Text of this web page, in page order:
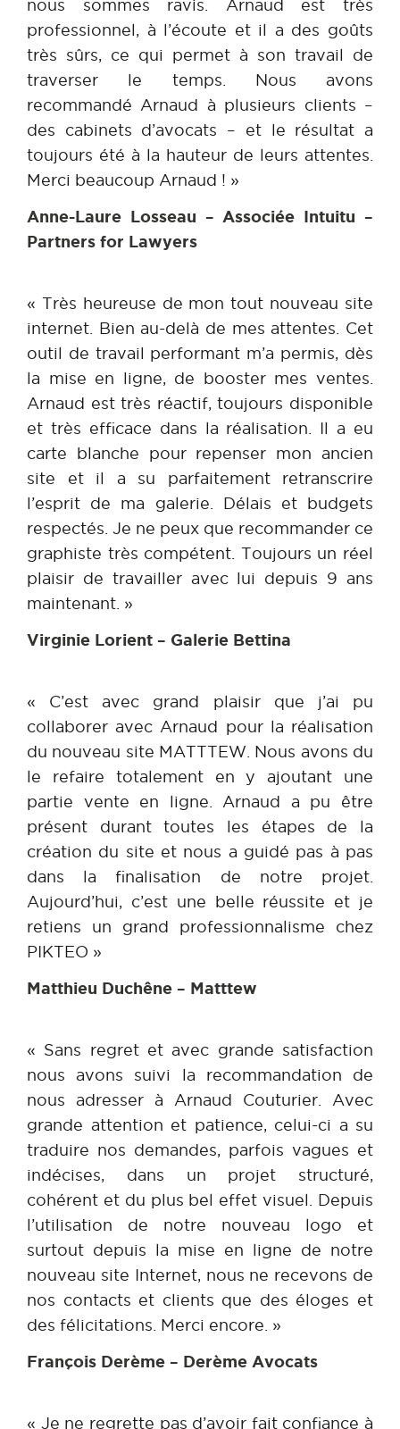
nous sommes ravis. Arnaud est très
professionnel, à l’écoute et il a des goûts
très sûrs, ce qui permet à son travail de
traverser le temps. Nous avons
recommandé Arnaud à plusieurs clients –
des cabinets d’avocats – et le résultat a
toujours été à la hauteur de leurs attentes.
Merci beaucoup Arnaud ! »
Anne-Laure Losseau – Associée Intuitu –
Partners for Lawyers
« Très heureuse de mon tout nouveau site
internet. Bien au-delà de mes attentes. Cet
outil de travail performant m’a permis, dès
la mise en ligne, de booster mes ventes.
Arnaud est très réactif, toujours disponible
et très efficace dans la réalisation. Il a eu
carte blanche pour repenser mon ancien
site et il a su parfaitement retranscrire
l’esprit de ma galerie. Délais et budgets
respectés. Je ne peux que recommander ce
graphiste très compétent. Toujours un réel
plaisir de travailler avec lui depuis 9 ans
maintenant. »
Virginie Lorient – Galerie Bettina
« C’est avec grand plaisir que j’ai pu
collaborer avec Arnaud pour la réalisation
du nouveau site MATTTEW. Nous avons du
le refaire totalement en y ajoutant une
partie vente en ligne. Arnaud a pu être
présent durant toutes les étapes de la
création du site et nous a guidé pas à pas
dans la finalisation de notre projet.
Aujourd’hui, c’est une belle réussite et je
retiens un grand professionnalisme chez
PIKTEO »
Matthieu Duchêne – Matttew
« Sans regret et avec grande satisfaction
nous avons suivi la recommandation de
nous adresser à Arnaud Couturier. Avec
grande attention et patience, celui-ci a su
traduire nos demandes, parfois vagues et
indécises, dans un projet structuré,
cohérent et du plus bel effet visuel. Depuis
l’utilisation de notre nouveau logo et
surtout depuis la mise en ligne de notre
nouveau site Internet, nous ne recevons de
nos contacts et clients que des éloges et
des félicitations. Merci encore. »
François Derème – Derème Avocats
« Je ne regrette pas d’avoir fait confiance à